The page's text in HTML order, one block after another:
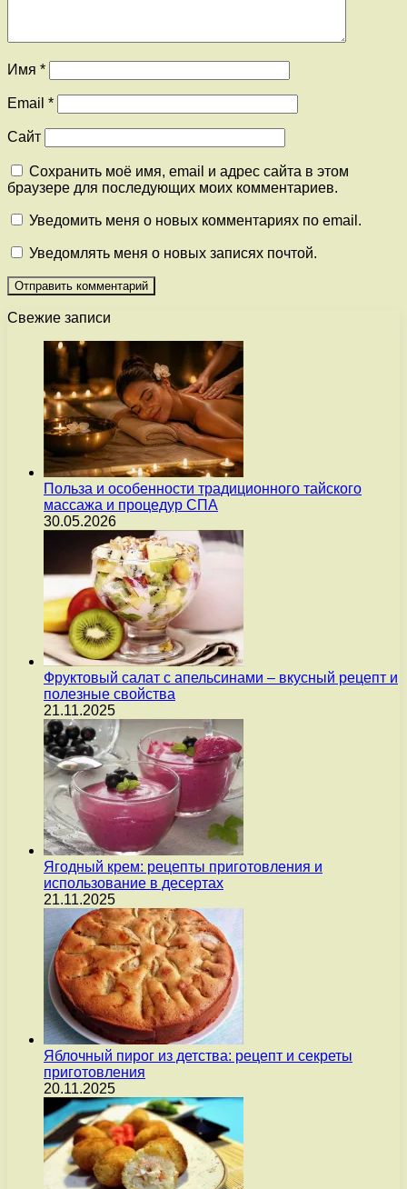
Имя *
Email *
Сайт
Сохранить моё имя, email и адрес сайта в этом
браузере для последующих моих комментариев.
Уведомить меня о новых комментариях по email.
Уведомлять меня о новых записях почтой.
Свежие записи
Польза и особенности традиционного тайского
массажа и процедур СПА
30.05.2026
Фруктовый салат с апельсинами – вкусный рецепт и
полезные свойства
21.11.2025
Ягодный крем: рецепты приготовления и
использование в десертах
21.11.2025
Яблочный пирог из детства: рецепт и секреты
приготовления
20.11.2025